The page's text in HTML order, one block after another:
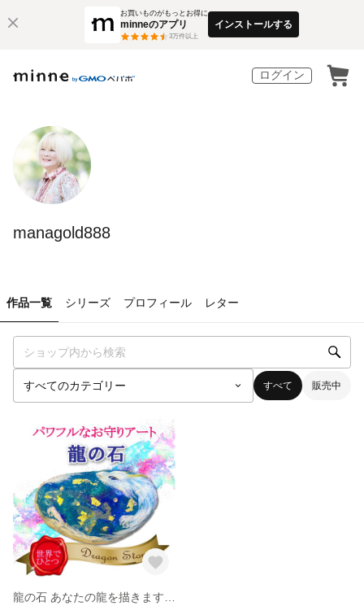
お買いものがもっとお得に
minneのアプリ
3万件以上
インストールする
ログイン
managold888
作品一覧 シリーズ プロフィール レター
すべて 販売中